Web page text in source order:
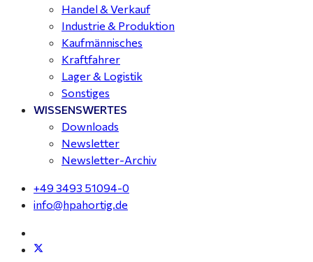
Handel & Verkauf
Industrie & Produktion
Kaufmännisches
Kraftfahrer
Lager & Logistik
Sonstiges
WISSENSWERTES
Downloads
Newsletter
Newsletter-Archiv
+49 3493 51094-0
info@hpahortig.de